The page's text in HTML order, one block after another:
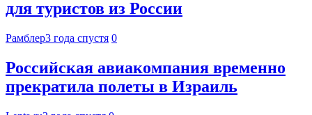
для туристов из России
Рамблер3 года спустя 0
Российская авиакомпания временно
прекратила полеты в Израиль